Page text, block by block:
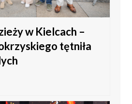
w Kielcach –
tętniła